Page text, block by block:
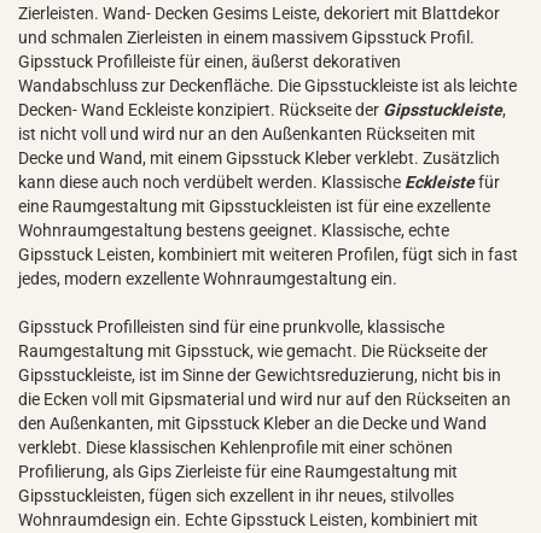
Zierleisten. Wand- Decken Gesims Leiste, dekoriert mit Blattdekor
und schmalen Zierleisten in einem massivem Gipsstuck Profil.
Gipsstuck Profilleiste für einen, äußerst dekorativen
Wandabschluss zur Deckenfläche. Die Gipsstuckleiste ist als leichte
Decken- Wand Eckleiste konzipiert. Rückseite der Gipsstuckleiste,
ist nicht voll und wird nur an den Außenkanten Rückseiten mit
Decke und Wand, mit einem Gipsstuck Kleber verklebt. Zusätzlich
kann diese auch noch verdübelt werden. Klassische Eckleistefür
eine Raumgestaltung mit Gipsstuckleisten ist für eine exzellente
Wohnraumgestaltung bestens geeignet. Klassische, echte
Gipsstuck Leisten, kombiniert mit weiteren Profilen, fügt sich in fast
jedes, modern exzellente Wohnraumgestaltung ein.
Gipsstuck Profilleisten sind für eine prunkvolle, klassische
Raumgestaltung mit Gipsstuck, wie gemacht. Die Rückseite der
Gipsstuckleiste, ist im Sinne der Gewichtsreduzierung, nicht bis in
die Ecken voll mit Gipsmaterial und wird nur auf den Rückseiten an
den Außenkanten, mit Gipsstuck Kleber an die Decke und Wand
verklebt. Diese klassischen Kehlenprofile mit einer schönen
Profilierung, als Gips Zierleiste für eine Raumgestaltung mit
Gipsstuckleisten, fügen sich exzellent in ihr neues, stilvolles
Wohnraumdesign ein. Echte Gipsstuck Leisten, kombiniert mit